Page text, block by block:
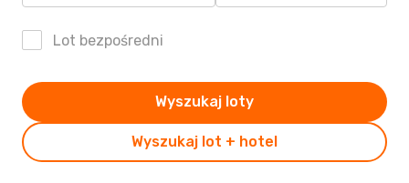
Lot bezpośredni
Wyszukaj lot + hotel
Wyszukaj loty